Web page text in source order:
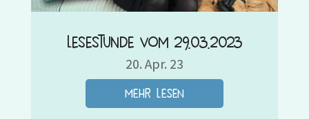
Lesestunde vom 29.03.2023
20. Apr. 23
mehr lesen